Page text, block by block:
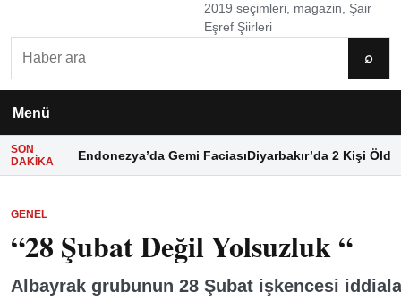
2019 seçimleri, magazin, Şair
Eşref Şiirleri
⌕
Menü
SON
DAKIKA
Endonezya’da Gemi FaciasıDiyarbakır’da 2 Kişi Öldü
GENEL
“28 Şubat Değil Yolsuzluk “
Albayrak grubunun 28 Şubat işkencesi